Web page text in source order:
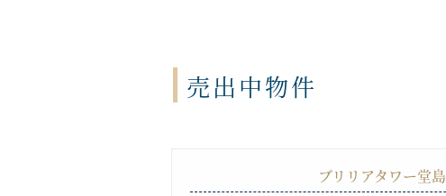
売出中物件
ブリリアタワー堂島